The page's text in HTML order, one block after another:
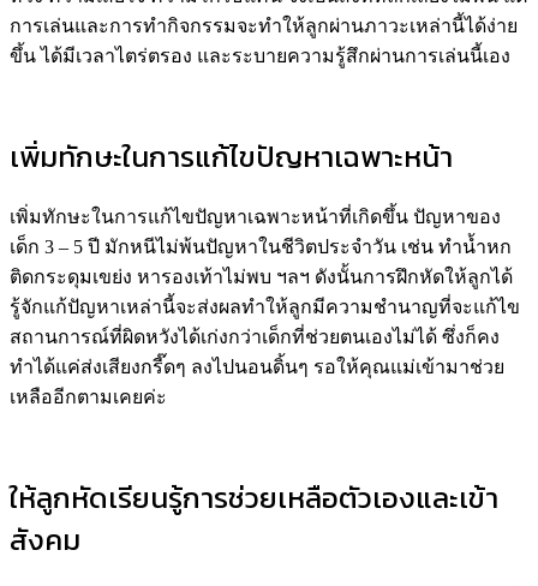
การเล่นและการทำกิจกรรมจะทำให้ลูกผ่านภาวะเหล่านี้ได้ง่าย
ขึ้น ได้มีเวลาไตร่ตรอง และระบายความรู้สึกผ่านการเล่นนี้เอง
เพิ่มทักษะในการแก้ไขปัญหาเฉพาะหน้า
เพิ่มทักษะในการแก้ไขปัญหาเฉพาะหน้าที่เกิดขึ้น ปัญหาของ
เด็ก 3 – 5 ปี มักหนีไม่พ้นปัญหาในชีวิตประจำวัน เช่น ทำน้ำหก
ติดกระดุมเขย่ง หารองเท้าไม่พบ ฯลฯ ดังนั้นการฝึกหัดให้ลูกได้
รู้จักแก้ปัญหาเหล่านี้จะส่งผลทำให้ลูกมีความชำนาญที่จะแก้ไข
สถานการณ์ที่ผิดหวังได้เก่งกว่าเด็กที่ช่วยตนเองไม่ได้ ซึ่งก็คง
ทำได้แค่ส่งเสียงกรี๊ดๆ ลงไปนอนดิ้นๆ รอให้คุณแม่เข้ามาช่วย
เหลืออีกตามเคยค่ะ
ให้ลูกหัดเรียนรู้การช่วยเหลือตัวเองและเข้า
สังคม